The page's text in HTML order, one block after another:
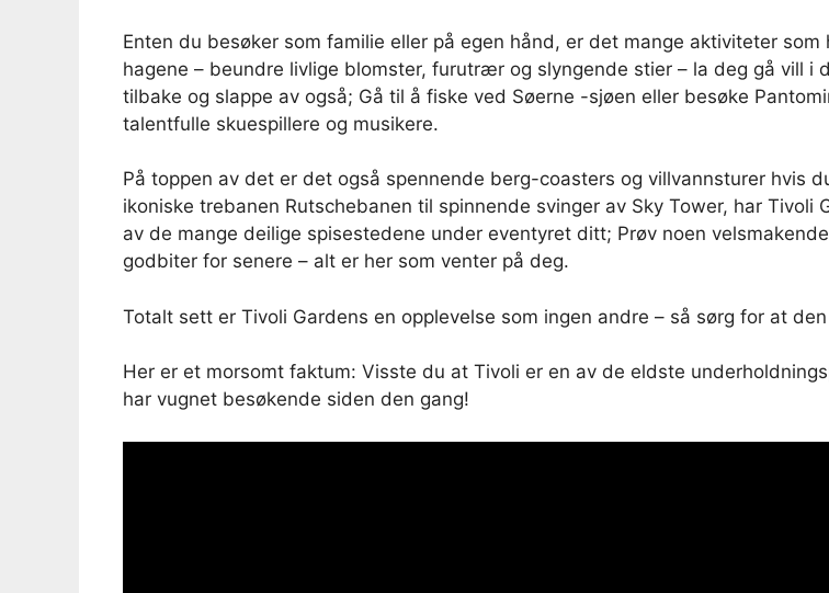
Enten du besøker som familie eller på egen hånd, er det mange aktiviteter
hagene – beundre livlige blomster, furutrær og slyngende stier – la deg gå vill i
tilbake og slappe av også; Gå til å fiske ved Søerne -sjøen eller besøke
talentfulle skuespillere og musikere.
På toppen av det er det også spennende berg-coasters og villvannsturer hvis
ikoniske trebanen Rutschebanen til spinnende svinger av Sky Tower, har
av de mange deilige spisestedene under eventyret ditt; Prøv noen
godbiter for senere – alt er her som venter på deg.
Totalt sett er Tivoli Gardens en opplevelse som ingen andre – så sørg for at
Her er et morsomt faktum: Visste du at Tivoli er en av de eldste
har vugnet besøkende siden den gang!